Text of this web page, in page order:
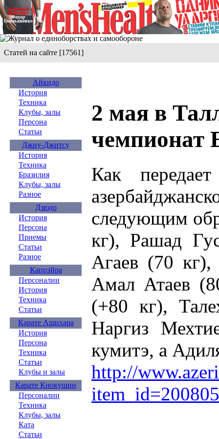
Статей на сайте [17561]
Айкидо
История
Техника
Клубы, залы
Персона
Статьи
Джиу-Джитсу
История
Техника
Бразилия
Клубы, залы
Разное
Дзюдо
История
Персона
Приемы
Статьи
Разное
Капоэйра
Персоналии
История
Техника
Статьи
Карате Ашихара
История
Персона
Техника
Статьи
Клубы и залы
Карате Киокушин
Персоналии
Техника
Клубы, залы
Ката
Статьи
2 мая в
чемпионат
Как
следующим
кг), Рашад
Агаев (70
Амал Атаев
(+80 кг),
Наргиз
кумитэ, а
http://